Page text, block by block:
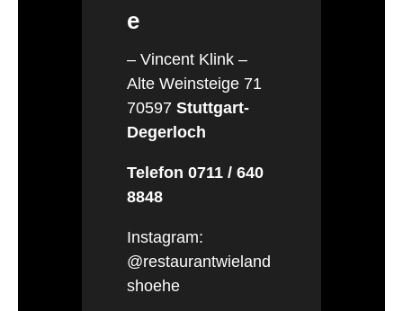
e
– Vincent Klink –
Alte Weinsteige 71
70597 Stuttgart-
Degerloch
Telefon 0711 / 640
8848
Instagram:
@restaurantwieland
shoehe